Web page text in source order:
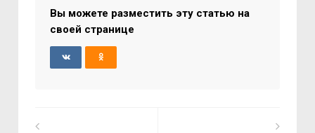
Вы можете разместить эту статью на
своей странице